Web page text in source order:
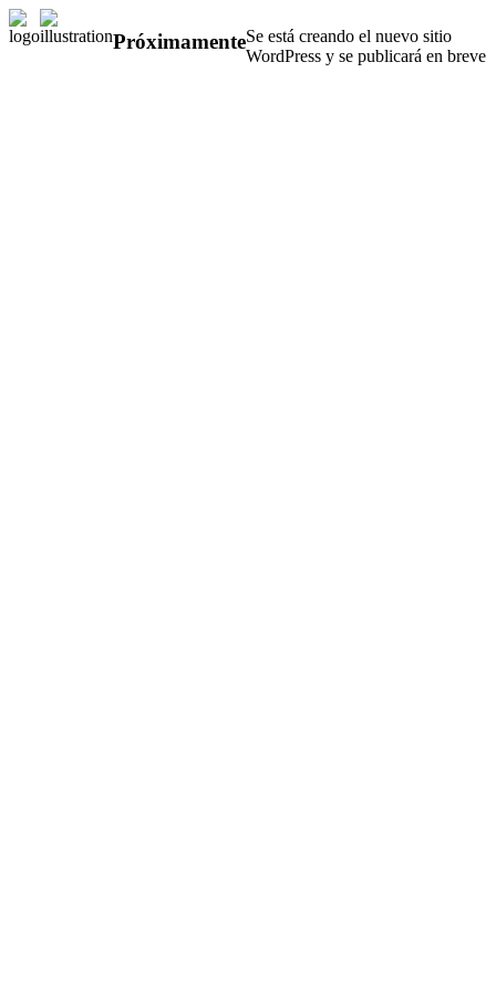
PróximamenteSe está creando el nuevo sitio
WordPress y se publicará en breve